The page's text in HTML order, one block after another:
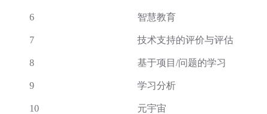
6 智慧教育
7 技术支持的评价与评估
8 基于项目/问题的学习
9 学习分析
10 元宇宙